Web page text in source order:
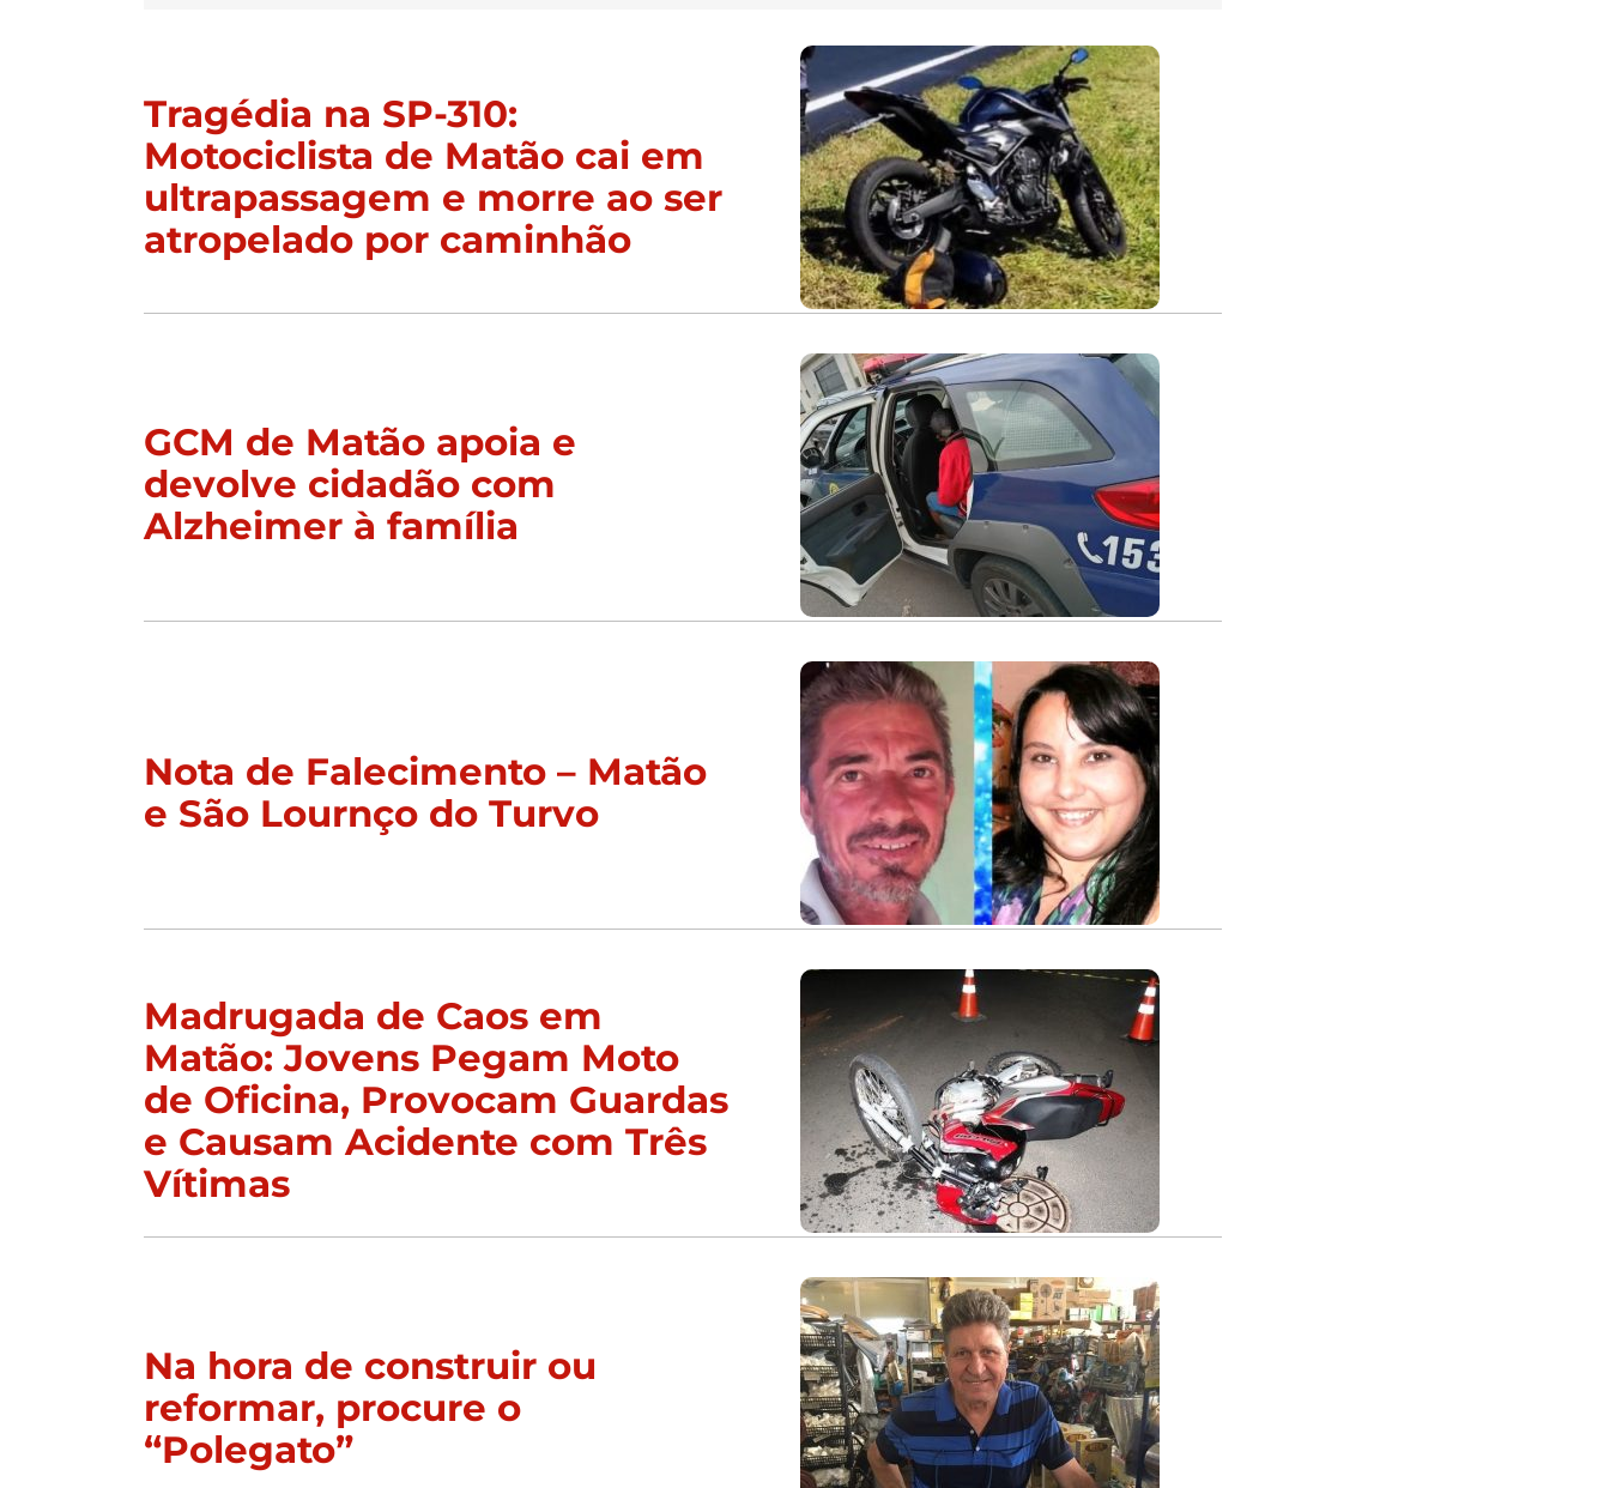
Tragédia na SP-310:
Motociclista de Matão cai em
ultrapassagem e morre ao ser
atropelado por caminhão
GCM de Matão apoia e
devolve cidadão com
Alzheimer à família
Nota de Falecimento – Matão
e São Lournço do Turvo
Madrugada de Caos em
Matão: Jovens Pegam Moto
de Oficina, Provocam Guardas
e Causam Acidente com Três
Vítimas
Na hora de construir ou
reformar, procure o
“Polegato”